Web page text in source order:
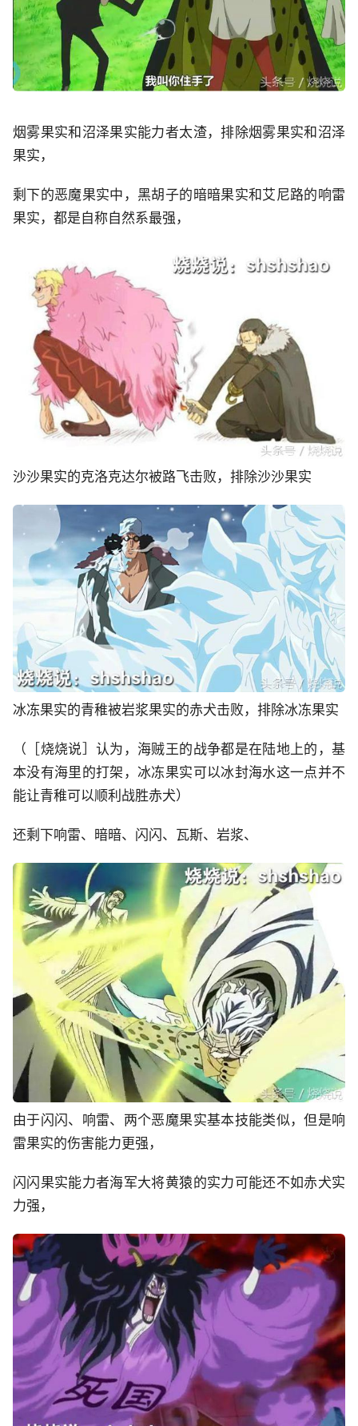
烟雾果实和沼泽果实能力者太渣，排除烟雾果实和沼泽
果实，
剩下的恶魔果实中，黑胡子的暗暗果实和艾尼路的响雷
果实，都是自称自然系最强，
沙沙果实的克洛克达尔被路飞击败，排除沙沙果实
冰冻果实的青稚被岩浆果实的赤犬击败，排除冰冻果实
（［烧烧说］认为，海贼王的战争都是在陆地上的，基
本没有海里的打架，冰冻果实可以冰封海水这一点并不
能让青稚可以顺利战胜赤犬）
还剩下响雷、暗暗、闪闪、瓦斯、岩浆、
由于闪闪、响雷、两个恶魔果实基本技能类似，但是响
雷果实的伤害能力更强，
闪闪果实能力者海军大将黄猿的实力可能还不如赤犬实
力强，